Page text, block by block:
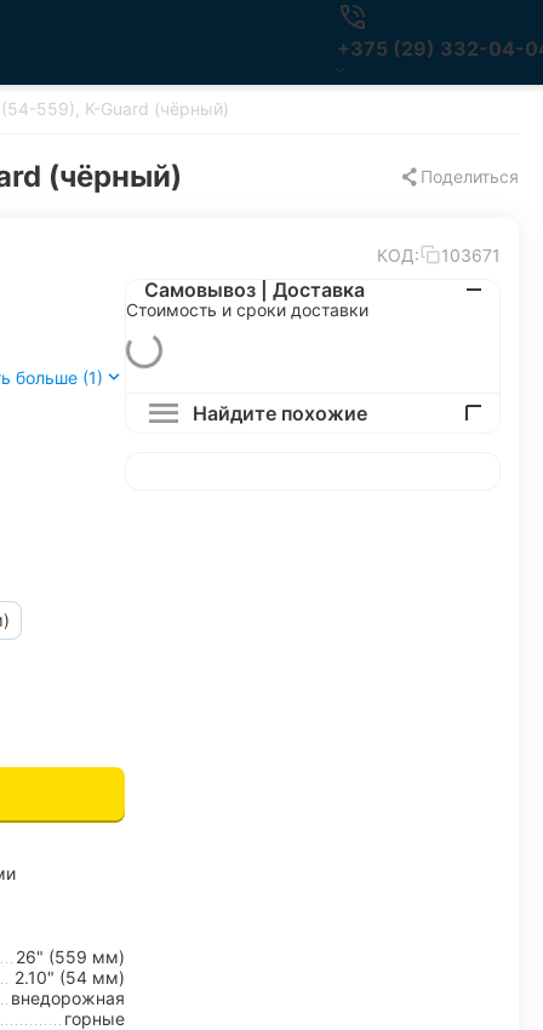
+375 (29) 332-04-
559), K-Guard (чёрный)
(чёрный) Поделиться
КОД: 103671
больше (1)
26" (559 мм)
2.10" (54 мм)
внедорожная
горные
Самовывоз | Доставка
Стоимость и сроки доставки
Найдите похожие